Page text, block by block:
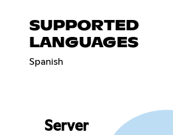
SUPPORTED
LANGUAGES
Spanish
Server